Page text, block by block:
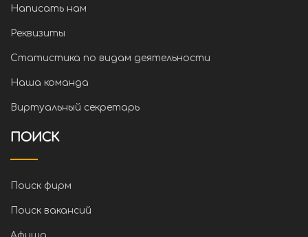
Написать нам
Реквизиты
Статистика по видам деятельности
Наша команда
Виртуальный секретарь
ПОИСК
Поиск фирм
Поиск вакансий